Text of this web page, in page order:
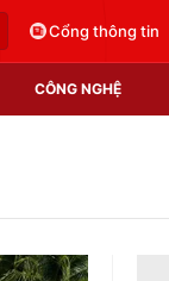
Cổng thông tin
CÔNG NGHỆ